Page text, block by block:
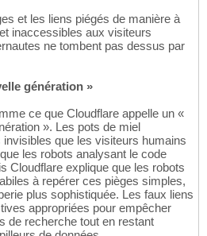
et les liens piégés de manière à
inaccessibles aux visiteurs
ne tombent pas dessus par
génération »
ce que Cloudflare appelle un «
». Les pots de miel
que les visiteurs humains
les robots analysant le code
Cloudflare explique que les robots
à repérer ces pièges simples,
plus sophistiquée. Les faux liens
appropriées pour empêcher
de recherche tout en restant